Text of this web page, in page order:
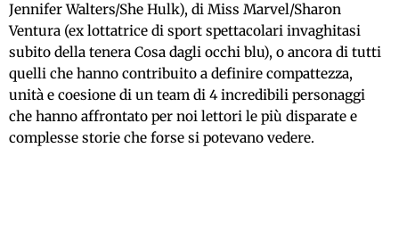
Jennifer Walters/She Hulk), di Miss Marvel/Sharon
Ventura (ex lottatrice di sport spettacolari invaghitasi
subito della tenera Cosa dagli occhi blu), o ancora di tutti
quelli che hanno contribuito a definire compattezza,
unità e coesione di un team di 4 incredibili personaggi
che hanno affrontato per noi lettori le più disparate e
complesse storie che forse si potevano vedere.